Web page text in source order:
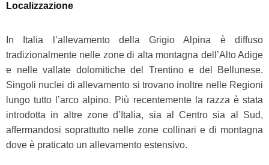
Localizzazione
In Italia l’allevamento della Grigio Alpina è diffuso
tradizionalmente nelle zone di alta montagna dell’Alto Adige
e nelle vallate dolomitiche del Trentino e del Bellunese.
Singoli nuclei di allevamento si trovano inoltre nelle Regioni
lungo tutto l’arco alpino. Più recentemente la razza è stata
introdotta in altre zone d’Italia, sia al Centro sia al Sud,
affermandosi soprattutto nelle zone collinari e di montagna
dove è praticato un allevamento estensivo.